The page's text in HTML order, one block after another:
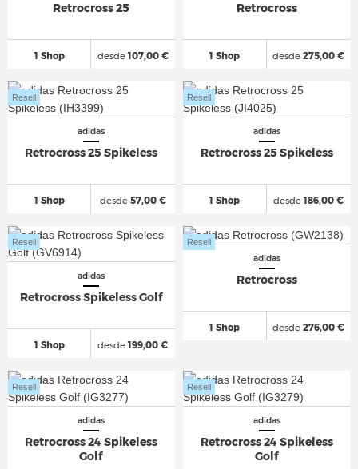
Retrocross 25
1 Shop desde107,00 €
Retrocross
1 Shop desde275,00 €
adidas
Retrocross 25 Spikeless
1 Shop
Resell
desde57,00 €
adidas
Retrocross 25 Spikeless
1 Shop
Resell
desde186,00 €
adidas
Retrocross Spikeless Golf
1 Shop
Resell
desde199,00 €
adidas
Retrocross
1 Shop
Resell
desde276,00 €
adidas
Retrocross 24 Spikeless
Golf
Resell
adidas
Retrocross 24 Spikeless
Golf
Resell